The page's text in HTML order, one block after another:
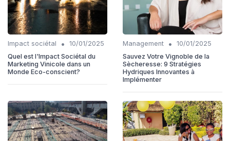
Impact sociétal •
10/01/2025
Quel est l'Impact Sociétal du
Marketing Vinicole dans un
Monde Eco-conscient?
Management •
10/01/2025
Sauvez Votre Vignoble de la
Sècheresse: 9 Stratégies
Hydriques Innovantes à
Implémenter